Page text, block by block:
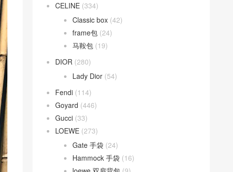
CELINE (334)
Classic box (42)
frame包 (24)
马鞍包 (19)
DIOR (280)
Lady Dior (54)
Fendi (114)
Goyard (446)
Gucci (33)
LOEWE (273)
Gate 手袋 (24)
Hammock 手袋 (16)